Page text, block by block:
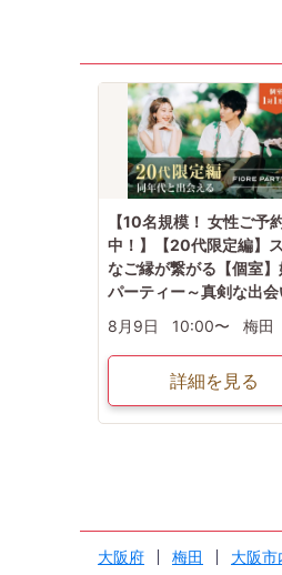
【10名規模！ 女性ご予
中！】【20代限定編】
なご縁が繋がる【個室
パーティー～真剣な出会
8月9日
10:00〜 梅田
詳細を見る
大阪府 梅田 大阪